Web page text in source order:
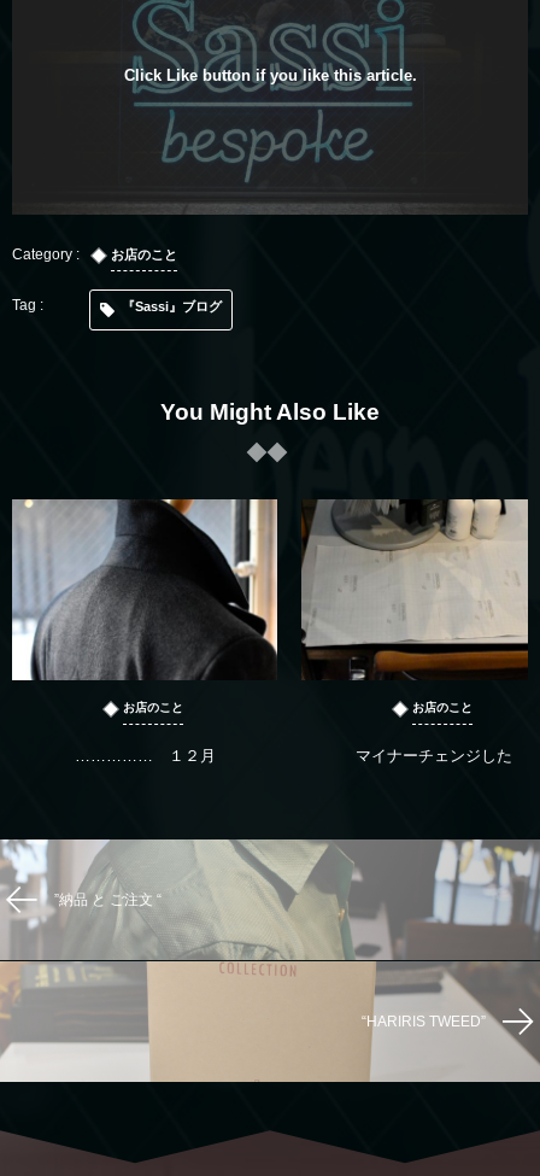
Click Like button if you like this article.
お店のこと
『Sassi』ブログ
You Might Also Like
お店のこと
…………… １２月
お店のこと
マイナーチェンジした
”納品 と ご注文 “
“HARIRIS TWEED”